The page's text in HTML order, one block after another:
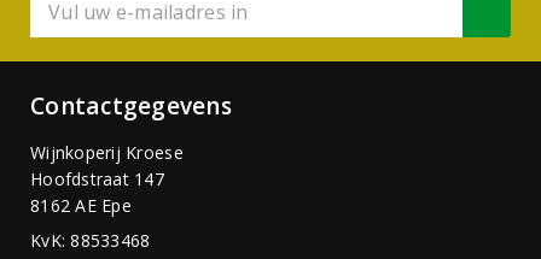
Contactgegevens
Wijnkoperij Kroese
Hoofdstraat 147
8162 AE Epe
KvK: 88533468